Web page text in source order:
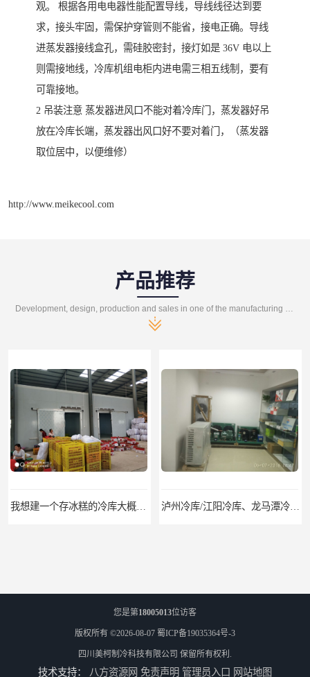
观。 根据各用电电器性能配置导线，导线线径达到要
求，接头牢固，需保护穿管则不能省，接电正确。导线
进蒸发器接线盒孔，需硅胶密封，接灯如是 36V 电以上
则需接地线，冷库机组电柜内进电需三相五线制，要有
可靠接地。
2 吊装注意 蒸发器进风口不能对着冷库门，蒸发器好吊
放在冷库长端，蒸发器出风口好不要对着门，（蒸发器
取位居中，以便维修）
http://www.meikecool.com
产品推荐
您是第18005013位访客
版权所有 ©2026-08-07 蜀ICP备19035364号-3
四川美柯制冷科技有限公司 保留所有权利.
技术支持： 八方资源网 免责声明 管理员入口 网站地图